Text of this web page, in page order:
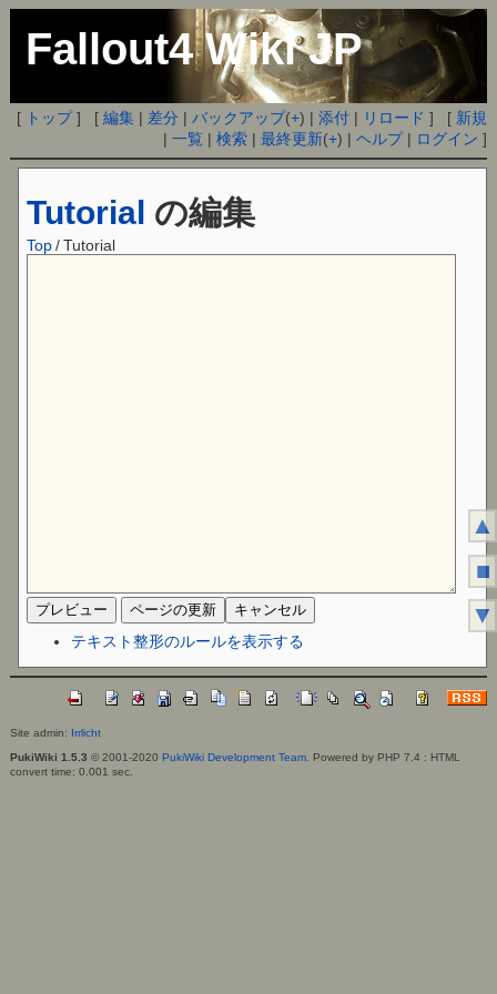
Fallout4 Wiki JP
[ トップ] [編集 | 差分 |バックアップ(+) |添付 | リロード ] [ 新規
|一覧 |検索 |最終更新(+) |ヘルプ| ログイン ]
Tutorial の編集
Top /Tutorial
テキスト整形のルールを表示する
Site admin: Irrlicht
PukiWiki 1.5.3 © 2001-2020 PukiWiki Development Team. Powered by PHP 7.4 : HTML
convert time: 0.001 sec.
▲
■
▼